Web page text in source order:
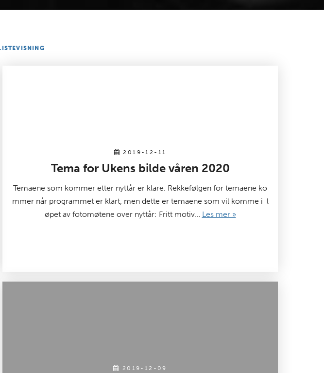
2019-12-11
Tema for Ukens bilde våren 2020
Temaene som kommer etter nyttår er klare. Rekkefølgen for temaene ko
mmer når programmet er klart, men dette er temaene som vil komme i l
øpet av fotomøtene over nyttår: Fritt motiv… Les mer »
2019-12-09